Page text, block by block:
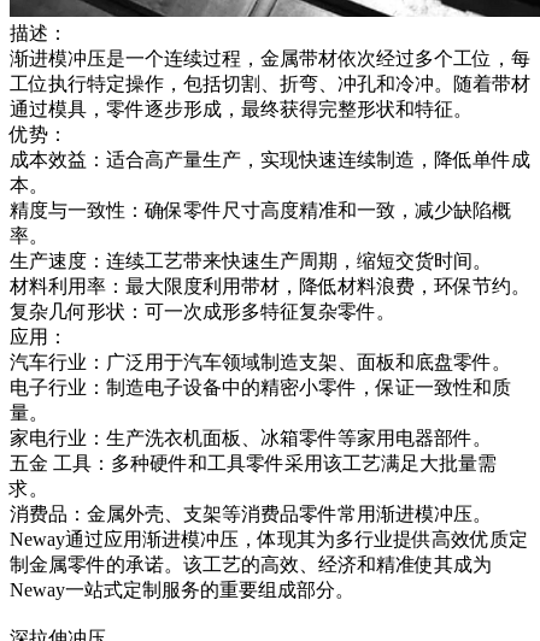
描述：
渐进模冲压是一个连续过程，金属带材依次经过多个工位，每
工位执行特定操作，包括切割、折弯、冲孔和冷冲。随着带材
通过模具，零件逐步形成，最终获得完整形状和特征。
优势：
成本效益：适合高产量生产，实现快速连续制造，降低单件成
本。
精度与一致性：确保零件尺寸高度精准和一致，减少缺陷概
率。
生产速度：连续工艺带来快速生产周期，缩短交货时间。
材料利用率：最大限度利用带材，降低材料浪费，环保节约。
复杂几何形状：可一次成形多特征复杂零件。
应用：
汽车行业：广泛用于汽车领域制造支架、面板和底盘零件。
电子行业：制造电子设备中的精密小零件，保证一致性和质
量。
家电行业：生产洗衣机面板、冰箱零件等家用电器部件。
五金 工具：多种硬件和工具零件采用该工艺满足大批量需
求。
消费品：金属外壳、支架等消费品零件常用渐进模冲压。
Neway通过应用渐进模冲压，体现其为多行业提供高效优质定
制金属零件的承诺。该工艺的高效、经济和精准使其成为
Neway一站式定制服务的重要组成部分。